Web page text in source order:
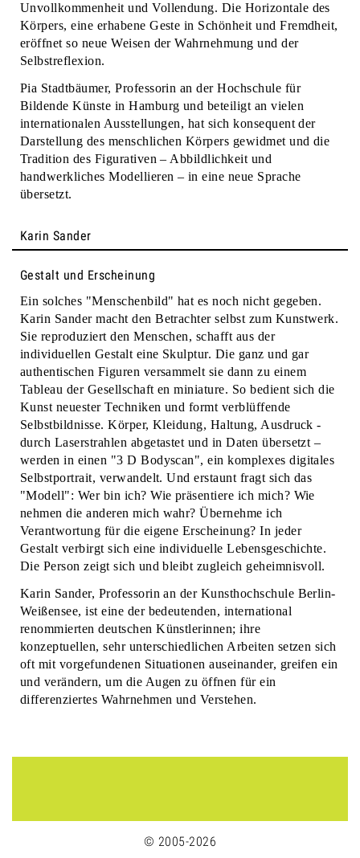
Unvollkommenheit und Vollendung. Die Horizontale des
Körpers, eine erhabene Geste in Schönheit und Fremdheit,
eröffnet so neue Weisen der Wahrnehmung und der
Selbstreflexion.
Pia Stadtbäumer, Professorin an der Hochschule für
Bildende Künste in Hamburg und beteiligt an vielen
internationalen Ausstellungen, hat sich konsequent der
Darstellung des menschlichen Körpers gewidmet und die
Tradition des Figurativen – Abbildlichkeit und
handwerkliches Modellieren – in eine neue Sprache
übersetzt.
Karin Sander
Gestalt und Erscheinung
Ein solches "Menschenbild" hat es noch nicht gegeben.
Karin Sander macht den Betrachter selbst zum Kunstwerk.
Sie reproduziert den Menschen, schafft aus der
individuellen Gestalt eine Skulptur. Die ganz und gar
authentischen Figuren versammelt sie dann zu einem
Tableau der Gesellschaft en miniature. So bedient sich die
Kunst neuester Techniken und formt verblüffende
Selbstbildnisse. Körper, Kleidung, Haltung, Ausdruck -
durch Laserstrahlen abgetastet und in Daten übersetzt –
werden in einen "3 D Bodyscan", ein komplexes digitales
Selbstportrait, verwandelt. Und erstaunt fragt sich das
"Modell": Wer bin ich? Wie präsentiere ich mich? Wie
nehmen die anderen mich wahr? Übernehme ich
Verantwortung für die eigene Erscheinung? In jeder
Gestalt verbirgt sich eine individuelle Lebensgeschichte.
Die Person zeigt sich und bleibt zugleich geheimnisvoll.
Karin Sander, Professorin an der Kunsthochschule Berlin-
Weißensee, ist eine der bedeutenden, international
renommierten deutschen Künstlerinnen; ihre
konzeptuellen, sehr unterschiedlichen Arbeiten setzen sich
oft mit vorgefundenen Situationen auseinander, greifen ein
und verändern, um die Augen zu öffnen für ein
differenziertes Wahrnehmen und Verstehen.
© 2005-2026